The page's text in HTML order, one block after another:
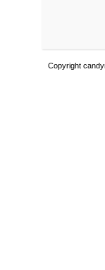
Copyright